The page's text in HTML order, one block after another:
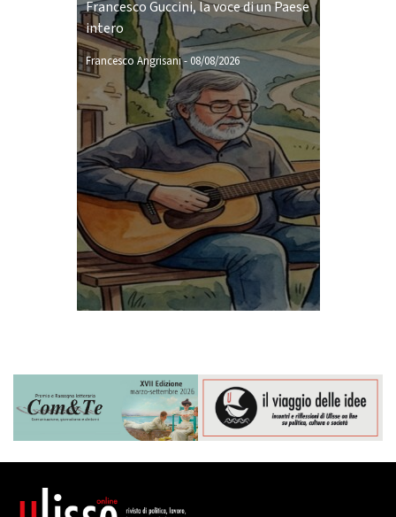
Francesco Guccini, la voce di un Paese
intero
Francesco Angrisani-08/08/2026